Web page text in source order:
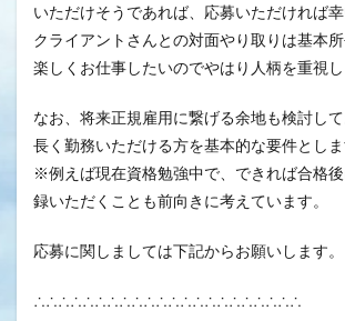
いただけそうであれば、応募いただければ幸
クライアントさんとの対面やり取りは基本所
楽しくお仕事したいのでやはり人柄を重視し
なお、将来正規雇用に繋げる余地も検討して
長く勤務いただける方を基本的な要件としま
※例えば現在資格勉強中で、できれば合格
録いただくことも前向きに考えています。
応募に関しましては下記からお願いします。
∴∴∴∴∴∴∴∴∴∴∴∴∴∴∴∴∴∴∴∴∴∴